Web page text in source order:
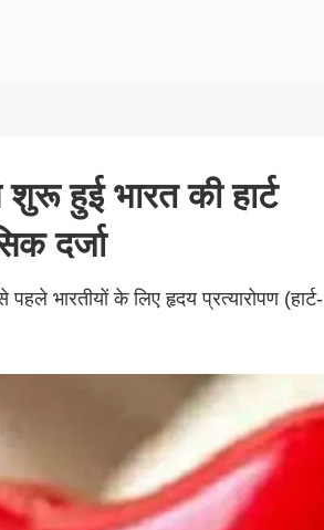
शुरू हुई भारत की हार्ट
दर्जा
भारतीयों के लिए हृदय प्रत्यारोपण (हार्ट-